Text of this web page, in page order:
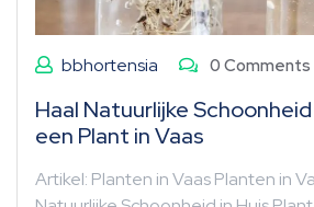
bbhortensia 0 Comments
Haal Natuurlijke
een Plant in Vaas
Artikel: Planten in Vaas Planten in